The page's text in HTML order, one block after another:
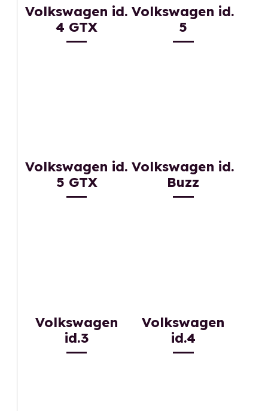
Volkswagen id.
4 GTX
Volkswagen id.
5
Volkswagen id.
5 GTX
Volkswagen id.
Buzz
Volkswagen
id.3
Volkswagen
id.4